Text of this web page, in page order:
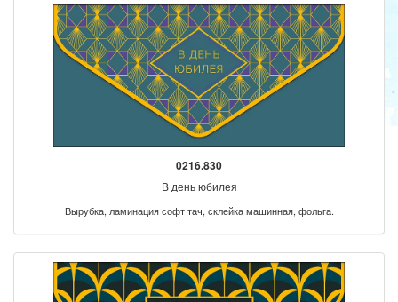
0216.830
В день юбилея
Вырубка, ламинация софт тач, склейка машинная, фольга.